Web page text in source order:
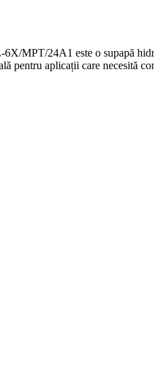
24A1 este o supapă
pentru aplicații care